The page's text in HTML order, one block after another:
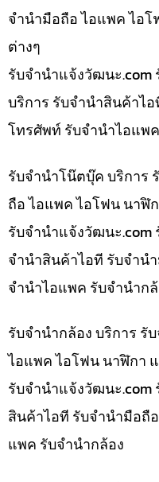
จำนำมือถือ ไอแพค ไอ
ต่างๆ
รับจํานําแจ้งวัฒนะ.com
บริการ รับจำนำสินค้าไ
โทรศัพท์ รับจำนำไอแพ
รับจำนำโน๊ตบุ๊ค บริการ
ถือ ไอแพค ไอโฟน นาฬิ
รับจํานําแจ้งวัฒนะ.com
จำนำสินค้าไอที รับจำน
จำนำไอแพค รับจำนำก
รับจำนำกล้อง บริการ รั
ไอแพค ไอโฟน นาฬิกา
รับจํานําแจ้งวัฒนะ.com
สินค้าไอที รับจำนำมือถื
แพค รับจำนำกล้อง